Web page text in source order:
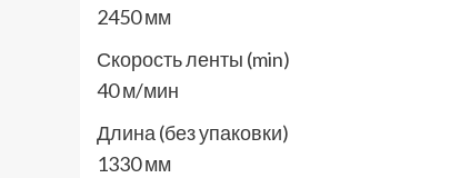
2450 мм
Скорость ленты (min)
40 м/мин
Длина (без упаковки)
1330 мм